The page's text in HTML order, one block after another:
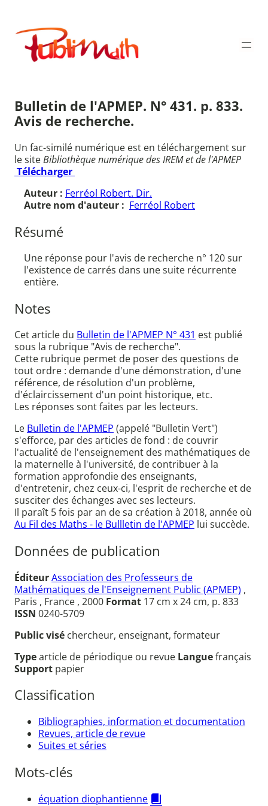
contenu
Publimath
Bulletin de l'APMEP. N° 431. p. 833.
Avis de recherche.
Un fac-similé numérique est en téléchargement sur
le siteBibliothèque numérique des IREM et de l'APMEP
Télécharger
Auteur : Ferréol Robert. Dir.
Autre nom d'auteur : Ferréol Robert
Résumé
Une réponse pour l'avis de recherche n° 120 sur
l'existence de carrés dans une suite récurrente
entière.
Notes
Cet article du Bulletin de l'APMEP N° 431 est publié
sous la rubrique "Avis de recherche".
Cette rubrique permet de poser des questions de
tout ordre : demande d'une démonstration, d'une
référence, de résolution d'un problème,
d'éclaircissement d'un point historique, etc.
Les réponses sont faites par les lecteurs.
Le Bulletin de l'APMEP (appelé "Bulletin Vert")
s'efforce, par des articles de fond : de couvrir
l'actualité de l'enseignement des mathématiques de
la maternelle à l'université, de contribuer à la
formation approfondie des enseignants,
d'entretenir, chez ceux-ci, l'esprit de recherche et de
susciter des échanges avec ses lecteurs.
Il paraît 5 fois par an de sa création à 2018, année où
Au Fil des Maths - le Bullletin de l'APMEP lui succède.
Données de publication
ÉditeurAssociation des Professeurs de
Mathématiques de l'Enseignement Public (APMEP) ,
Paris , France , 2000 Format 17 cm x 24 cm, p. 833
ISSN 0240-5709
Public visé chercheur, enseignant, formateur
Typearticle de périodique ou revue Languefrançais
Support papier
Classification
Bibliographies, information et documentation
Revues, article de revue
Suites et séries
Mots-clés
équation diophantienne